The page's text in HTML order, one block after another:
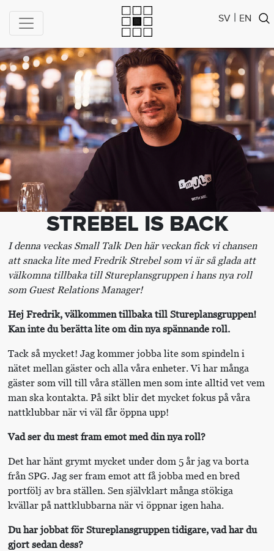
SV | EN
STREBEL IS BACK
I denna veckas Small Talk Den här veckan fick vi chansen
att snacka lite med Fredrik Strebel som vi är så glada att
välkomna tillbaka till Stureplansgruppen i hans nya roll
som Guest Relations Manager!
Hej Fredrik, välkommen tillbaka till Stureplansgruppen!
Kan inte du berätta lite om din nya spännande roll.
Tack så mycket! Jag kommer jobba lite som spindeln i
nätet mellan gäster och alla våra enheter. Vi har många
gäster som vill till våra ställen men som inte alltid vet vem
man ska kontakta. På sikt blir det mycket fokus på våra
nattklubbar när vi väl får öppna upp!
Vad ser du mest fram emot med din nya roll?
Det har hänt grymt mycket under dom 5 år jag va borta
från SPG. Jag ser fram emot att få jobba med en bred
portfölj av bra ställen. Sen självklart många stökiga
kvällar på nattklubbarna när vi öppnar igen haha.
Du har jobbat för Stureplansgruppen tidigare, vad har du
gjort sedan dess?